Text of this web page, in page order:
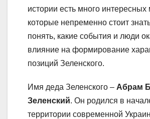
истории есть много
которые непременно стоит
понять, какие события и люди
влияние на формирование
позиций Зеленского.
Имя деда Зеленского – Абрам
Зеленский. Он родился в
территории современной